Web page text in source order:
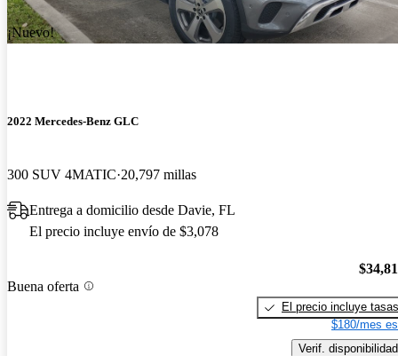
¡Nuevo!
2022 Mercedes-Benz GLC
300 SUV 4MATIC 20,797 millas
Entrega a domicilio desde Davie, FL
El precio incluye envío de $3,078
Buena oferta
El precio incluye tasas
$180/mes
Verif. disponibilidad